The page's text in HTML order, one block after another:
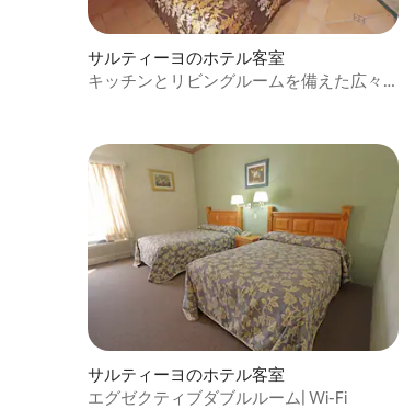
サルティーヨのホテル客室
キッチンとリビングルームを備えた広々
サルティーヨのホテル客室
エグゼクティブダブルルーム| Wi-Fi